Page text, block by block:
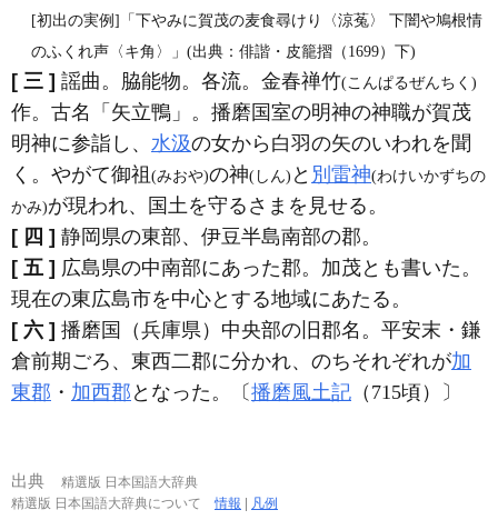
[初出の実例]「下やみに賀茂の麦食尋けり〈涼菟〉 下闇や鳩根情
のふくれ声〈キ角〉」(出典：俳諧・皮籠摺（1699）下)
[ 三 ] 謡曲。脇能物。各流。金春禅竹(こんぱるぜんちく)
作。古名「矢立鴨」。播磨国室の明神の神職が賀茂
明神に参詣し、 水汲の女から白羽の矢のいわれを聞
く。やがて御祖 (みおや)の神(しん) と 別雷神(わけいかずちの
かみ)が現われ、国土を守るさまを見せる。
[ 四 ] 静岡県の東部、伊豆半島南部の郡。
[ 五 ] 広島県の中南部にあった郡。加茂とも書いた。
現在の東広島市を中心とする地域にあたる。
[ 六 ] 播磨国（兵庫県）中央部の旧郡名。平安末・鎌
倉前期ごろ、東西二郡に分かれ、のちそれぞれが加
東郡 ・ 加西郡 となった。〔 播磨風土記 （715頃）〕
出典
精選版 日本国語大辞典
精選版 日本国語大辞典について情報 凡例